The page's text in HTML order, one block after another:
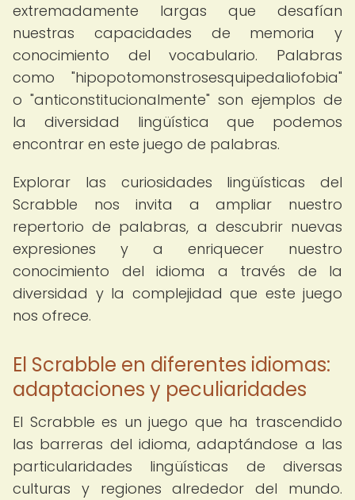
extremadamente largas que desafían
nuestras capacidades de memoria y
conocimiento del vocabulario. Palabras
como "hipopotomonstrosesquipedaliofobia"
o "anticonstitucionalmente" son ejemplos de
la diversidad lingüística que podemos
encontrar en este juego de palabras.
Explorar las curiosidades lingüísticas del
Scrabble nos invita a ampliar nuestro
repertorio de palabras, a descubrir nuevas
expresiones y a enriquecer nuestro
conocimiento del idioma a través de la
diversidad y la complejidad que este juego
nos ofrece.
El Scrabble en diferentes idiomas:
adaptaciones y peculiaridades
El Scrabble es un juego que ha trascendido
las barreras del idioma, adaptándose a las
particularidades lingüísticas de diversas
culturas y regiones alrededor del mundo.